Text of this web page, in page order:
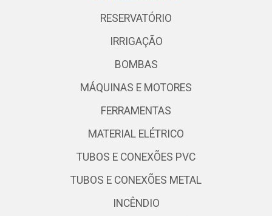
RESERVATÓRIO
IRRIGAÇÃO
BOMBAS
MÁQUINAS E MOTORES
FERRAMENTAS
MATERIAL ELÉTRICO
TUBOS E CONEXÕES PVC
TUBOS E CONEXÕES METAL
INCÊNDIO